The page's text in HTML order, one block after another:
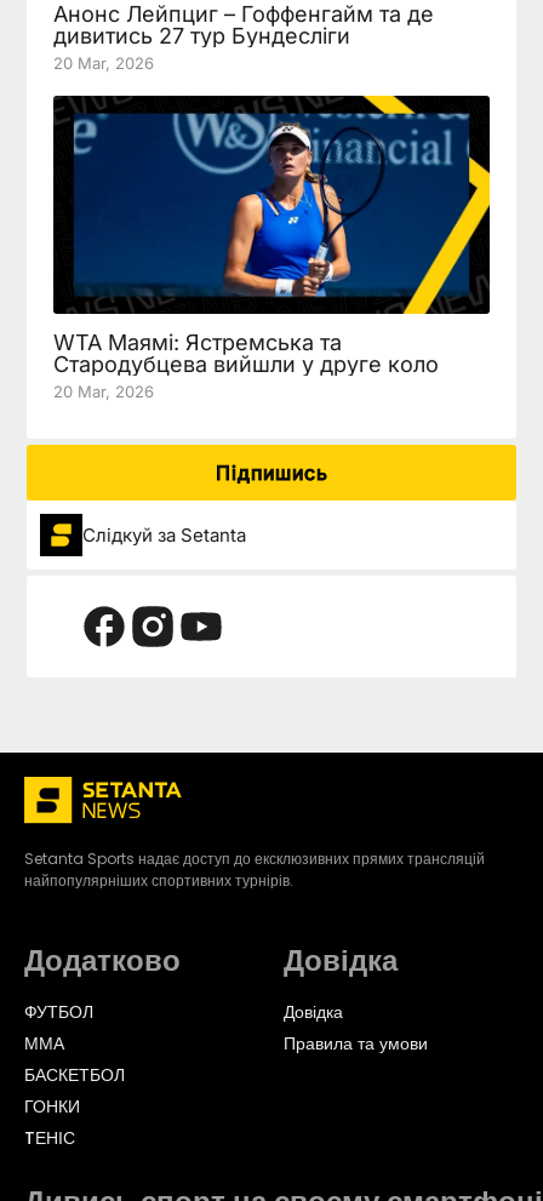
Анонс Лейпциг – Гоффенгайм та де
дивитись 27 тур Бундесліги
20 Mar, 2026
WTA Маямі: Ястремська та
Стародубцева вийшли у друге коло
20 Mar, 2026
Підпишись
Слідкуй за Setanta
Setanta Sports надає доступ до ексклюзивних прямих трансляцій
найпопулярніших спортивних турнірів.
Додатково
ФУТБОЛ
ММА
БАСКЕТБОЛ
ГОНКИ
TЕНІС
Довідка
Довідка
Правила та умови